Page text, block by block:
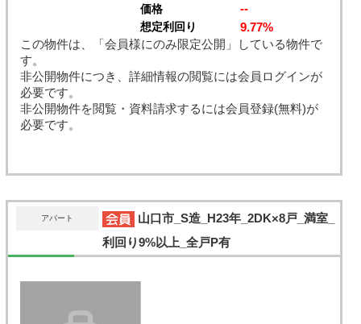
価格 --
想定利回り
9.77%
この物件は、「会員様にのみ限定公開」している物件で
す。
非公開物件につき、詳細情報の閲覧には会員ログインが
必要です。
非公開物件を閲覧・資料請求するには会員登録(無料)が
必要です。
アパート
山口市_S造_H23年_2DK×8戸_満室_
利回り9%以上_全戸P有